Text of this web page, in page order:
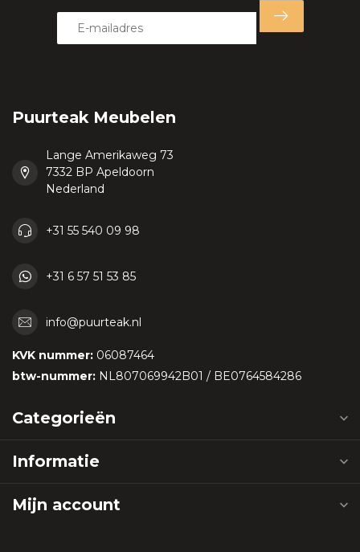
Puurteak Meubelen
Lange Amerikaweg 73
7332 BP Apeldoorn
Nederland
+31 55 540 09 98
+31 6 57 51 53 85
info@puurteak.nl
KVK nummer: 06087464
btw-nummer: NL807069942B01 / BE0764584286
Categorieën
Informatie
Mijn account